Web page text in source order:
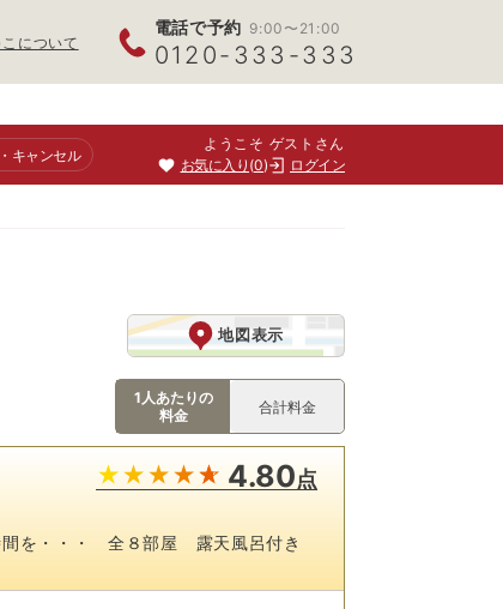
について
電話で予約 9:00〜21:00
0120-333-333
キャンセル
ようこそ ゲストさん
お気に入り 0 ログイン
地図表示
1人あたりの
料金
合計料金
4.80点
間を・・・ 全８部屋 露天風呂付き